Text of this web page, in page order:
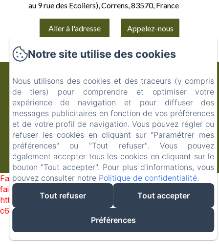
au 9 rue des Ecoliers), Correns, 83570, France
Aller à l'adresse Appelez-nous
Auberge du Parc (anciennement Auberge
de Correns)
Politique de confidentialité
Informations légales
Informations sur les cookies
34 Place du Général de Gaulle (parking de l'hôtel au 9 rue
des Ecoliers), Correns, 83570, France
contact@aubergedecorrens.fr
+33 4 94 59 53 52
Créé par Amenitiz
Failed to load BookingEngine/index: Loading chunk 1322
failed. (missing:
https://d1cmur5l0xva3h.cloudfront.net/packs/1322-
c6e932f9d3d27b65-1bf7c4dc6a241241.js)
Notre site utilise des cookies
Nous utilisons des cookies et des traceurs (y compris
de tiers) pour comprendre et optimiser votre
expérience de navigation et pour diffuser des
messages publicitaires en fonction de vos préférences
et de votre profil de navigation. Vous pouvez régler ou
refuser les cookies en cliquant sur "Paramétrer mes
préférences" ou "Tout refuser". Vous pouvez
également accepter tous les cookies en cliquant sur le
bouton "Tout accepter". Pour plus d'informations, vous
pouvez consulter notre Politique de confidentialité.
Tout refuser
Tout accepter
Préférences